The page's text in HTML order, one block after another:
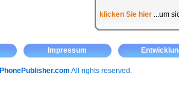
klicken Sie hier...um
Impressum
PhonePublisher.com All rights reserved.